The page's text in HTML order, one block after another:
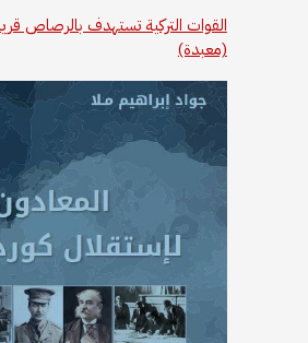
القوات التركية تستهدف بالرصاص
(معبدة)